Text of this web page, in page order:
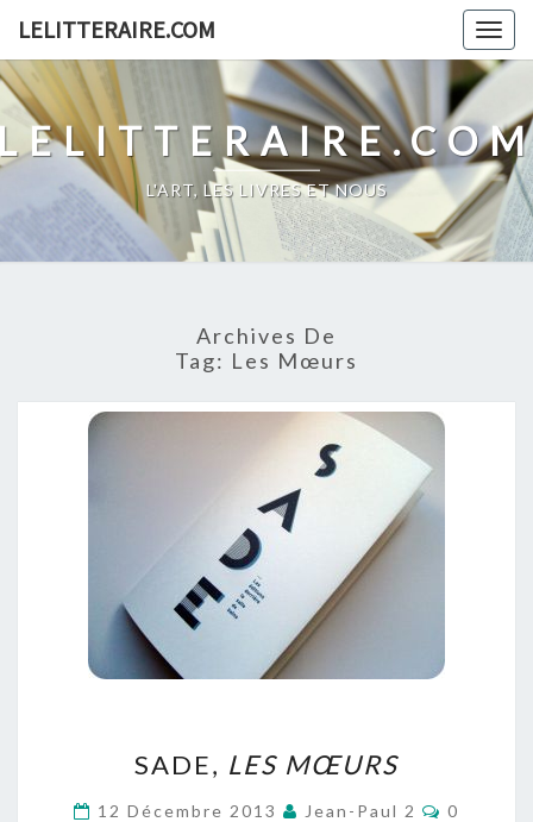
content
LELITTERAIRE.COM
L'ART, LES LIVRES ET NOUS
Archives De
Tag: Les Mœurs
LES
MŒURS
SADE, LES MŒURS
12 Décembre 2013 Jean-Paul 2
0